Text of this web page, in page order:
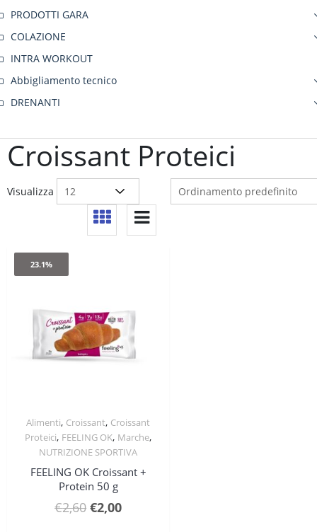
Croissant Proteici
Visualizza
23.1%
Quick View
Alimenti, Croissant, Croissant
Proteici, FEELING OK, Marche,
NUTRIZIONE SPORTIVA
FEELING OK Croissant +
Protein 50 g
€2,60 Il
€2,00Il
PRODOTTI GARA
COLAZIONE
INTRA WORKOUT
Abbigliamento tecnico
DRENANTI